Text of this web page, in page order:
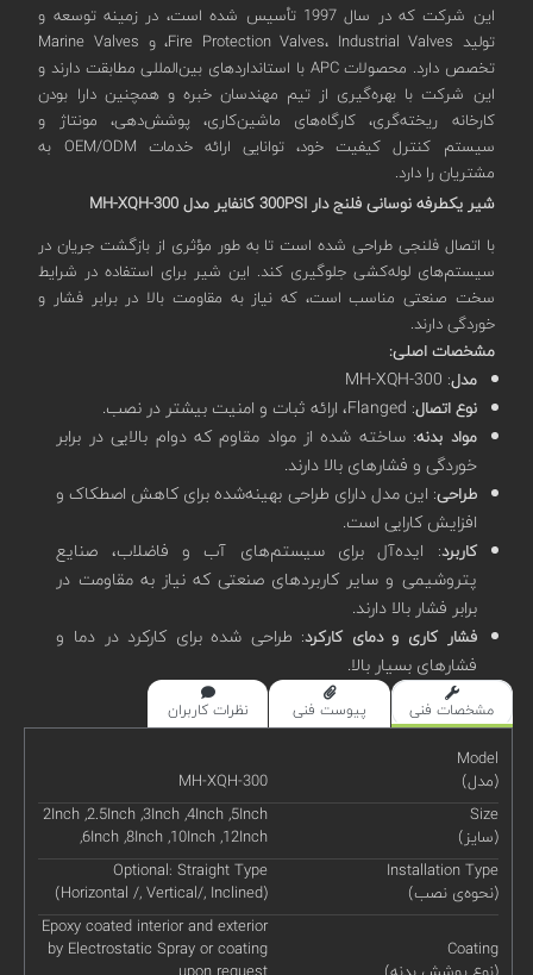
این شرکت که در سال 1997 تأسیس شده است، در زمینه توسعه و
تولید Fire Protection Valves، Industrial Valves، و Marine Valves
تخصص دارد. محصولات APC با استانداردهای بین‌المللی مطابقت دارند و
این شرکت با بهره‌گیری از تیم مهندسان خبره و همچنین دارا بودن
کارخانه ریخته‌گری، کارگاه‌های ماشین‌کاری، پوشش‌دهی، مونتاژ و
سیستم کنترل کیفیت خود، توانایی ارائه خدمات OEM/ODM به
مشتریان را دارد.
شیر یکطرفه نوسانی فلنج دار 300PSI کانفایر مدل MH-XQH-300
با اتصال فلنجی طراحی شده است تا به طور مؤثری از بازگشت جریان در
سیستم‌های لوله‌کشی جلوگیری کند. این شیر برای استفاده در شرایط
سخت صنعتی مناسب است، که نیاز به مقاومت بالا در برابر فشار و
خوردگی دارند.
مشخصات اصلی:
مدل: MH-XQH-300
نوع اتصال: Flanged، ارائه ثبات و امنیت بیشتر در نصب.
مواد بدنه: ساخته شده از مواد مقاوم که دوام بالایی در برابر
خوردگی و فشارهای بالا دارند.
طراحی: این مدل دارای طراحی بهینه‌شده برای کاهش اصطکاک و
افزایش کارایی است.
کاربرد: ایده‌آل برای سیستم‌های آب و فاضلاب، صنایع
پتروشیمی و سایر کاربردهای صنعتی که نیاز به مقاومت در
برابر فشار بالا دارند.
فشار کاری و دمای کارکرد: طراحی شده برای کارکرد در دما و
فشارهای بسیار بالا.
مشخصات فنی پیوست فنی نظرات کاربران
Model
(مدل)
MH-XQH-300
Size
(سایز)
2Inch ,2.5Inch ,3Inch ,4Inch ,5Inch
,6Inch ,8Inch ,10Inch ,12Inch
Installation Type
(نحوه‌ی نصب)
Optional: Straight Type
(Horizontal /, Vertical/, Inclined)
Coating
Epoxy coated interior and exterior
by Electrostatic Spray or coating